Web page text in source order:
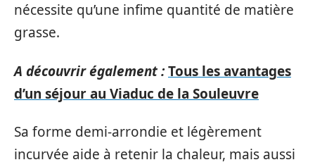
nécessite qu’une infime quantité de matière
grasse.
A découvrir également :Tous les avantages
d’un séjour au Viaduc de la Souleuvre
Sa forme demi-arrondie et légèrement
incurvée aide à retenir la chaleur, mais aussi